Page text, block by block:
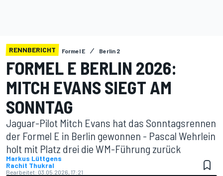
RENNBERICHT Formel E Berlin 2
FORMEL E BERLIN 2026:
MITCH EVANS SIEGT AM
SONNTAG
Jaguar-Pilot Mitch Evans hat das Sonntagsrennen
der Formel E in Berlin gewonnen - Pascal Wehrlein
holt mit Platz drei die WM-Führung zurück
Markus Lüttgens
Rachit Thukral
Bearbeitet: 03.05.2026, 17:21